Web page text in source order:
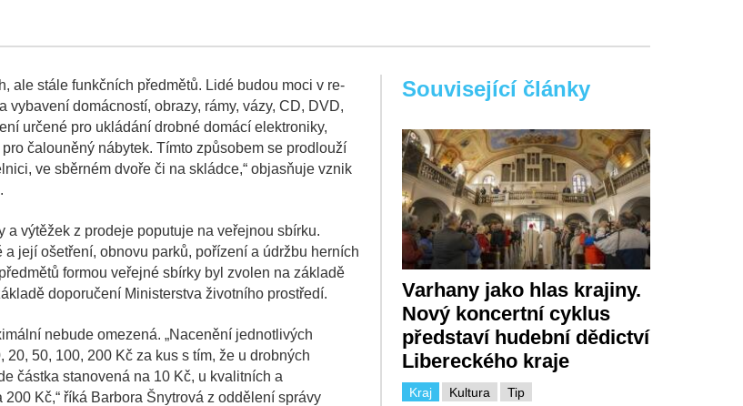
ale stále funkčních předmětů. Lidé budou moci v re-
domácností, obrazy, rámy, vázy, CD, DVD,
určené pro ukládání drobné domácí elektroniky,
čalouněný nábytek. Tímto způsobem se prodlouží
ve sběrném dvoře či na skládce,“ objasňuje vznik
výtěžek z prodeje poputuje na veřejnou sbírku.
její ošetření, obnovu parků, pořízení a údržbu herních
formou veřejné sbírky byl zvolen na základě
doporučení Ministerstva životního prostředí.
nebude omezená. „Nacenění jednotlivých
50, 100, 200 Kč za kus s tím, že u drobných
částka stanovená na 10 Kč, u kvalitních a
Kč,“ říká Barbora Šnytrová z oddělení správy
Související články
Varhany jako hlas krajiny.
Nový koncertní cyklus
představí hudební dědictví
Libereckého kraje
Kraj Kultura Tip